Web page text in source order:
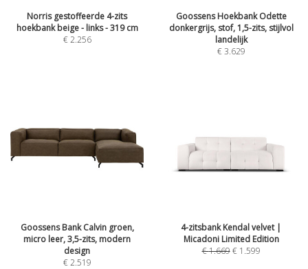
Norris gestoffeerde 4-zits
hoekbank beige - links - 319 cm
€2.256
Goossens Hoekbank Odette
donkergrijs, stof, 1,5-zits, stijlvol
landelijk
€3.629
Goossens Bank Calvin groen,
micro leer, 3,5-zits, modern
design
€2.519
4-zitsbank Kendal velvet |
Micadoni Limited Edition
€1.669 € 1.599